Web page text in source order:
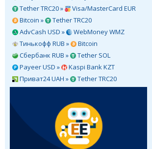
Tether TRC20 »
Visa/MasterCard EUR
Bitcoin »
Tether TRC20
AdvCash USD »
WebMoney WMZ
Тинькофф RUB »
Bitcoin
Сбербанк RUB »
Tether SOL
Payeer USD »
Kaspi Bank KZT
Приват24 UAH »
Tether TRC20